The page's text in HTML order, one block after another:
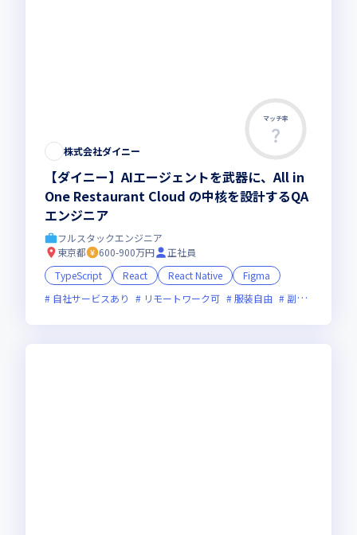
マッチ率
株式会社ダイニー
【ダイニー】AIエージェントを武器に、All in
One Restaurant Cloud の中核を設計するQA
エンジニア
フルスタックエンジニア
東京都
600-900万円
正社員
TypeScript
React React Native
Figma
自社サービスあり
リモートワーク可 服装自由 副業可